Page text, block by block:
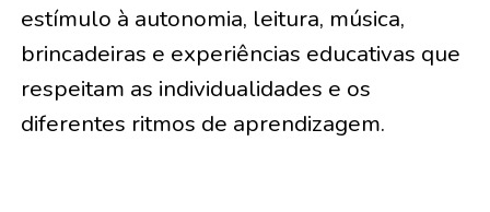
estímulo à autonomia, leitura, música,
brincadeiras e experiências educativas que
respeitam as individualidades e os
diferentes ritmos de aprendizagem.